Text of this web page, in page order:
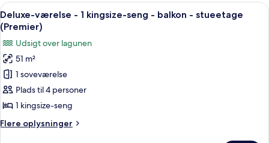
udsigt
til
have
(Premier)
1
kingsize-
seng
-
balkon
udsigt
til
(Premier)
Indlæs
alle
billeder
af
Deluxe-
værelse
-
1
kingsize-
seng
Et poolområde med et rundt
9
Deluxe-værelse - 1 kingsize-seng - balkon - stueetage
(Premier)
Udsigt over lagunen
51 m²
1 soveværelse
Plads til 4 personer
1 kingsize-seng
Flere oplysninger
Flere